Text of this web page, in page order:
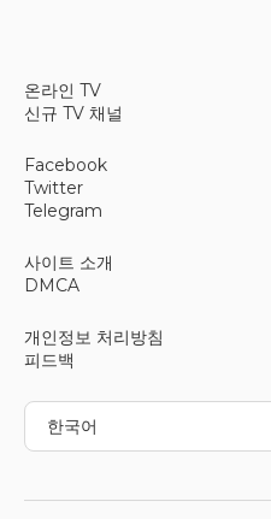
이 채널은 엔터테인먼트, 뉴
다양한 유형의 프로그램을
부터 라이프스타일 관련 콘
관심 있는 분들은 다양한 스
Visión Dorada를 실시간으
널은 온라인 TV 접속을 지
에서 실시간 TV를 시청할
온라인 TV
신규 TV 채널
Facebook
Twitter
Telegram
사이트 소개
DMCA
개인정보 처리방침
피드백